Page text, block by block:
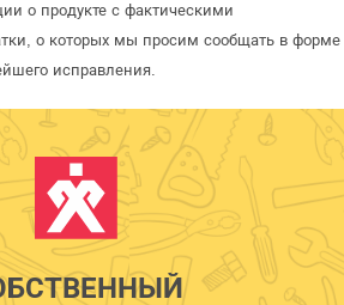
о продукте с фактическими
о которых мы просим сообщать в форме
исправления.